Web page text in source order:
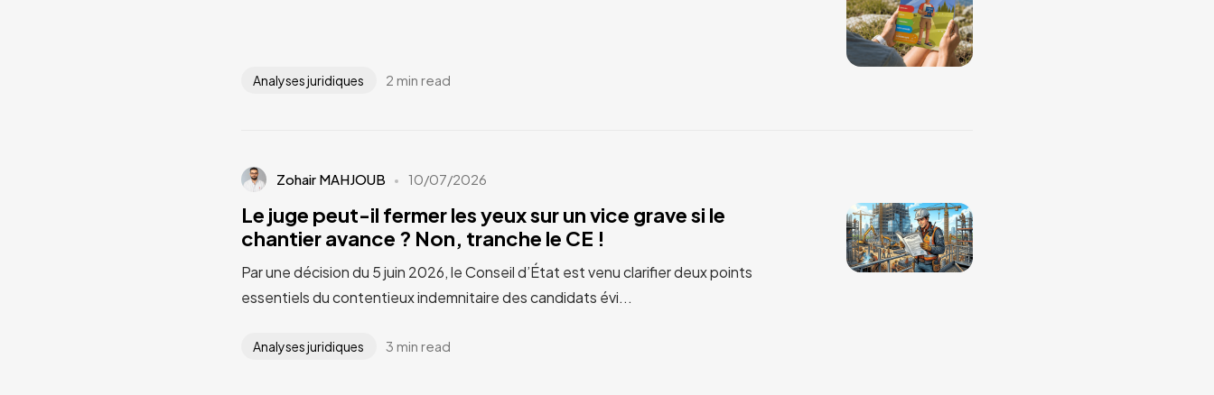
Analyses juridiques 2 min read
Zohair MAHJOUB 10/07/2026
Le juge peut-il fermer les yeux sur un vice grave si le
chantier avance ? Non, tranche le CE !
Par une décision du 5 juin 2026, le Conseil d’État est venu clarifier deux points
essentiels du contentieux indemnitaire des candidats évi...
Analyses juridiques 3 min read